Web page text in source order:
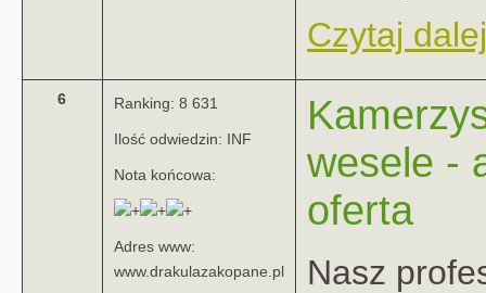
Czytaj
6 Ranking: 8 631
Ilość odwiedzin: INF
Nota końcowa:
Adres www:
www.drakulazakopane.pl
wesele -
oferta
Nasz